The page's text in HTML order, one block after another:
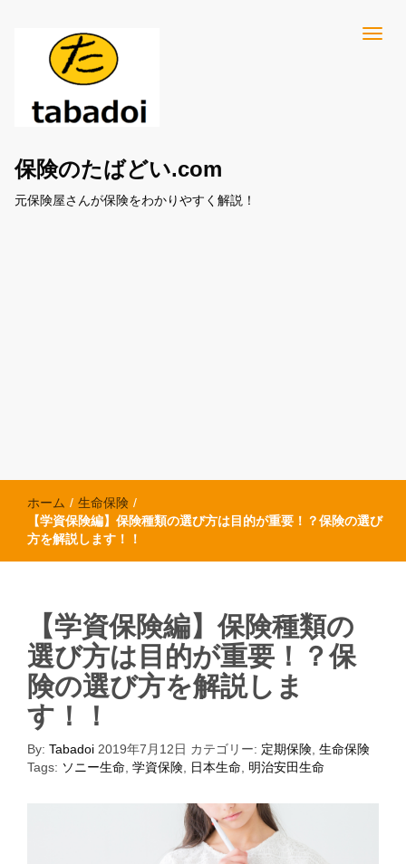
保険のたばどい.com
元保険屋さんが保険をわかりやすく解説！
ホーム / 生命保険 /
【学資保険編】保険種類の選び方は目的が重要！？保険の選び
方を解説します！！
【学資保険編】保険種類の
選び方は目的が重要！？保
険の選び方を解説しま
す！！
By: Tabadoi 2019年7月12日 カテゴリー: 定期保険 生命保険
Tags: ソニー生命 学資保険 日本生命 明治安田生命